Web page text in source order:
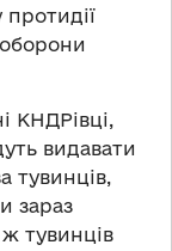
протидії
КНДРівці,
видавати
тувинців,
зараз
тувинців